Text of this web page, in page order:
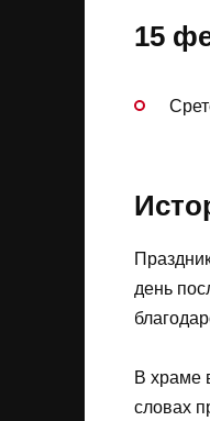
15
день
В храме
словах